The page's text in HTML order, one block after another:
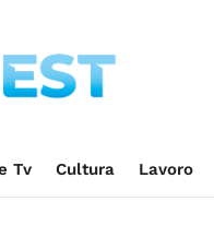
Tv Cultura Lavoro